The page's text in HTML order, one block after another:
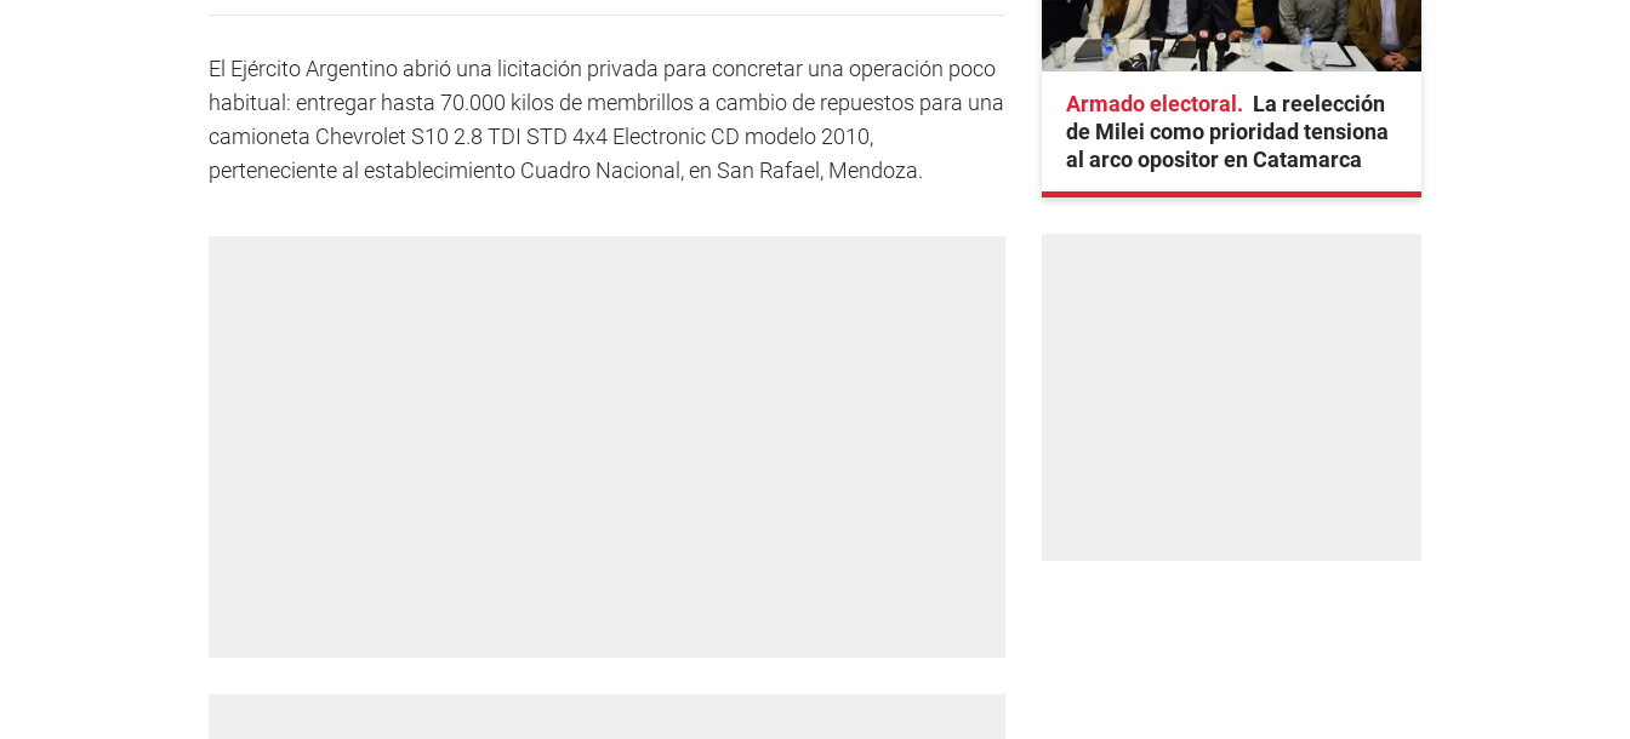
El Ejército Argentino abrió una licitación privada para concretar una operación poco
habitual: entregar hasta 70.000 kilos de membrillos a cambio de repuestos para una
camioneta Chevrolet S10 2.8 TDI STD 4x4 Electronic CD modelo 2010,
perteneciente al establecimiento Cuadro Nacional, en San Rafael, Mendoza.
Armado electoral
La reelección
de Milei como prioridad tensiona
al arco opositor en Catamarca